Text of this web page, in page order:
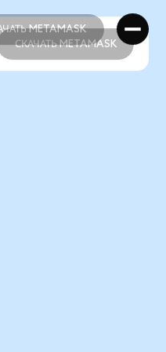
METAMASK
METAMASK
СКАЧАТЬ METAMASK